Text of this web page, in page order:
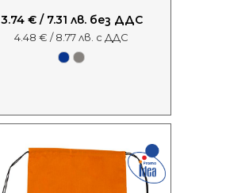
3.74 € / 7.31 лв. без ДДС
4.48 € / 8.77 лв. с ДДС